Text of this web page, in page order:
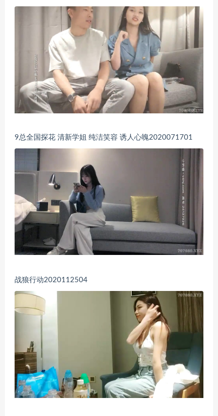
9总全国探花 清新学姐 纯洁笑容 诱人心魄2020071701
战狼行动2020112504